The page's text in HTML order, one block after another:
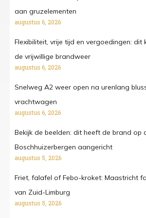
aan gruzelementen
augustus 6, 2026
Flexibiliteit, vrije tijd en vergoedingen: dit
de vrijwillige brandweer
augustus 6, 2026
Snelweg A2 weer open na urenlang
vrachtwagen
augustus 6, 2026
Bekijk de beelden: dit heeft de brand op
Boschhuizerbergen aangericht
augustus 5, 2026
Friet, falafel of Febo-kroket: Maastricht
van Zuid-Limburg
augustus 5, 2026